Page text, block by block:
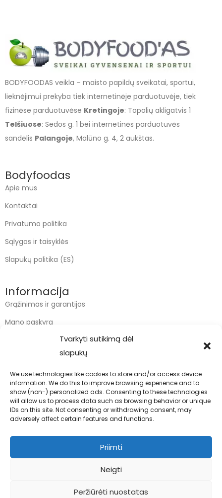
Tvarkyti sutikimą dėl
slapukų
We use technologies like cookies to store and/or access device
information. We do this to improve browsing experience and to
show (non-) personalized ads. Consenting to these technologies
will allow us to process data such as browsing behavior or unique
IDs on this site. Not consenting or withdrawing consent, may
adversely affect certain features and functions.
Priimti
Neigti
Peržiūrėti nuostatas
BODYFOODAS veikla – maisto papildų sveikatai, sportui,
lieknėjimui prekyba tiek internetinėje parduotuvėje, tiek
fizinėse parduotuvėse Kretingoje: Topolių akligatvis 1
Telšiuose: Sedos g. 1 bei internetinės parduotuvės
sandėlis Palangoje, Malūno g. 4, 2 aukštas.
Bodyfoodas
Apie mus
Kontaktai
Privatumo politika
Sąlygos ir taisyklės
Slapukų politika (ES)
Informacija
Grąžinimas ir garantijos
Mano paskyra
Kontaktai
info@bodyfoodas.lt
+370 600 77017
Visos teisės saugomos © Bodyfoodas.lt 2026